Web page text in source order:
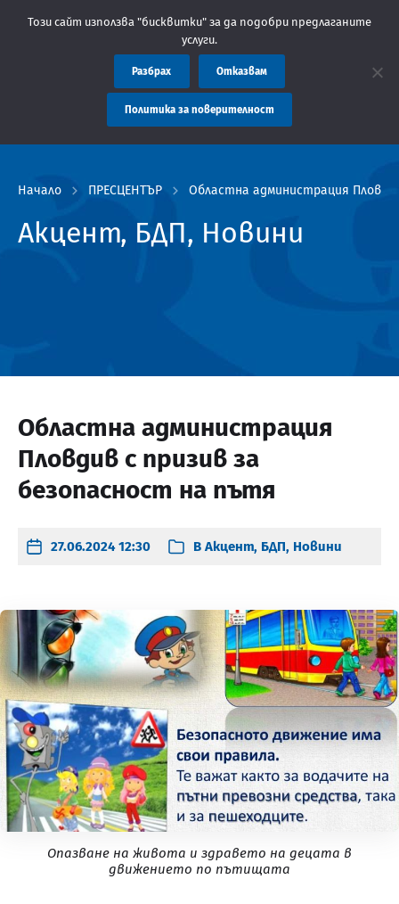
администрация Пловдив препоръчва заплащането на
Начало ПРЕСЦЕНТЪР Областна администрация
Акцент, БДП, Новини
Областна администрация
Пловдив с призив за
безопасност на пътя
27.06.2024 12:30 В Акцент, БДП, Новини
Oпазване на живота и здравето на децата в
движението по пътищата
Този сайт използва "бисквитки" за да подобри предлаганите
услуги.
Разбрах Отказвам
Политика за поверителност